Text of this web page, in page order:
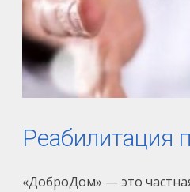
Реабилитация
«ДоброДом» — это